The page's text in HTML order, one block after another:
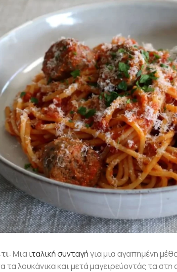
: Μια ιταλική συνταγήγια μια αγαπημένη
λουκάνικα και μετά μαγειρεύοντάς τα